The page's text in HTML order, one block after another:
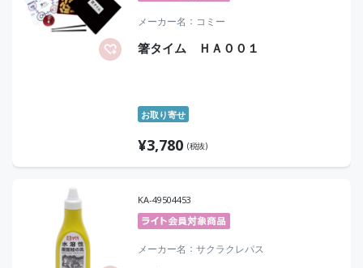
メーカー名 コミー
箸タイム ＨＡ００１
お取り寄せ
¥3,780 (税抜)
KA-49504453
メーカー名 サクラクレパス